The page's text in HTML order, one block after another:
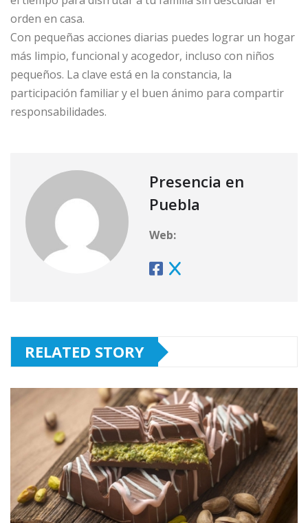
orden en casa.
Con pequeñas acciones diarias puedes lograr un hogar
más limpio, funcional y acogedor, incluso con niños
pequeños. La clave está en la constancia, la
participación familiar y el buen ánimo para compartir
responsabilidades.
Presencia en
Puebla
Web:
RELATED STORY